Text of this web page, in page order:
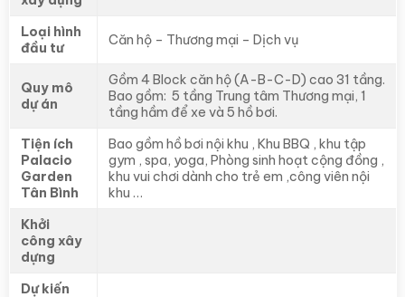
Loại hình
đầu tư
Căn hộ – Thương mại – Dịch vụ
Quy mô
dự án
Gồm 4 Block căn hộ (A-B-C-D) cao 31 tầng.
Bao gồm: 5 tầng Trung tâm Thương mại, 1
tầng hầm để xe và 5 hồ bơi.
Tiện ích
Palacio
Garden
Tân Bình
Bao gồm hồ bơi nội khu , Khu BBQ , khu tập
gym , spa, yoga, Phòng sinh hoạt cộng đồng ,
khu vui chơi dành cho trẻ em ,công viên nội
khu …
Khởi
công xây
dựng
Dự kiến